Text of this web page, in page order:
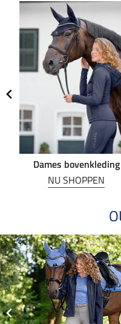
Dames bovenkleding
NU SHOPPEN